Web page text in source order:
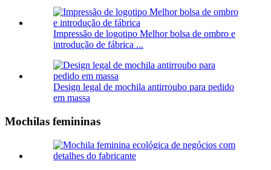
Impressão de logotipo Melhor bolsa de ombro e
introdução de fábrica ...
Design legal de mochila antirroubo para pedido
em massa
Mochilas femininas